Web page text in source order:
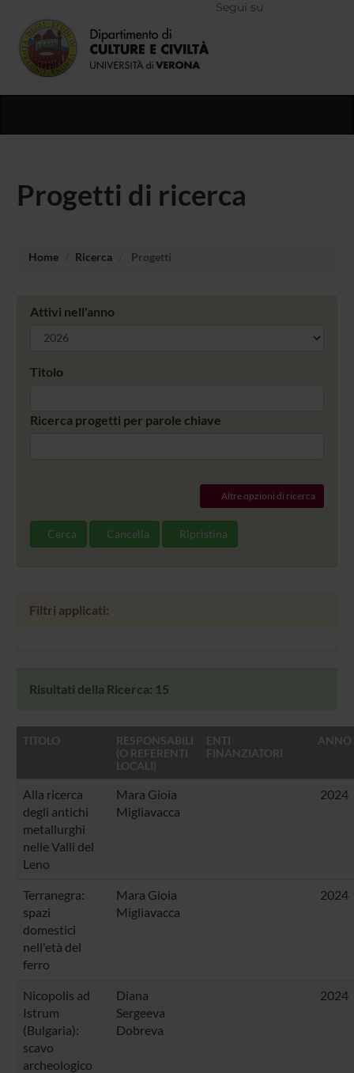
Segui su
Progetti di ricerca
Home Ricerca Progetti
Attivi nell'anno
Titolo
Ricerca progetti per parole chiave
Altre opzioni di ricerca
Cerca Cancella Ripristina
Filtri applicati:
Risultati della Ricerca: 15
TITOLO
RESPONSABILI
(O REFERENTI
LOCALI)
ENTI
FINANZIATORI
ANNO
Alla ricerca
degli antichi
metallurghi
nelle Valli del
Leno
Mara Gioia
Migliavacca
2024
Terranegra:
spazi
domestici
nell'età del
ferro
Mara Gioia
Migliavacca
2024
Nicopolis ad
Istrum
(Bulgaria):
scavo
archeologico
Diana
Sergeeva
Dobreva
2024